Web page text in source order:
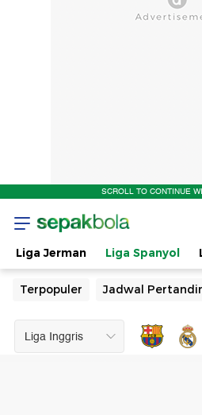
SCROLL TO CONTINUE
Liga Jerman Liga Spanyol
Terpopuler Jadwal